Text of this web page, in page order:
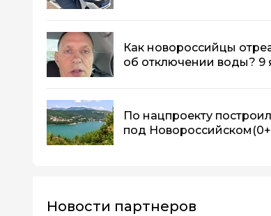
Как новороссийцы
об отключении воды? 9
По нацпроекту
под Новороссийском
Новости партнеров